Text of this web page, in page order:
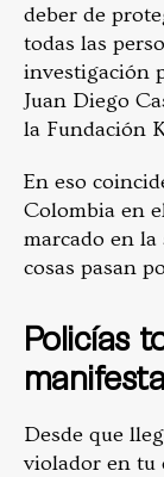
deber de
todas las
investigación
Juan Diego
la Fundación
En eso
Colombia en
marcado en
cosas pasan
Policías
Desde que
violador en tu